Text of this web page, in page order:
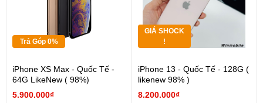
Trả Góp 0%
iPhone XS Max - Quốc Tế -
64G LikeNew ( 98%)
5.900.000₫
GIÁ SHOCK
!
iPhone 13 - Quốc Tế - 128G (
likenew 98% )
8.200.000₫